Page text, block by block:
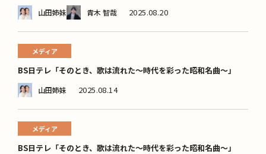
山田姉妹 青木 智哉 2025.08.20
メディア
BS日テレ「そのとき、歌は流れた～時代を彩った昭和名曲～」
山田姉妹 2025.08.14
メディア
BS日テレ「そのとき、歌は流れた～時代を彩った昭和名曲～」